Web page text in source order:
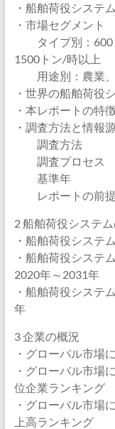
・船舶荷役システ
・市場セグメント
タイプ別：600
1500トン/時以上
用途別：農業、
・世界の船舶荷役
・本レポートの特
・調査方法と情報
調査方法
調査プロセス
基準年
レポートの前提
2 船舶荷役システ
・船舶荷役システ
・船舶荷役システ
2020年～2031年
・船舶荷役システ
年
3 企業の概況
・グローバル市場
・グローバル市場
位企業ランキング
・グローバル市場
上高ランキング